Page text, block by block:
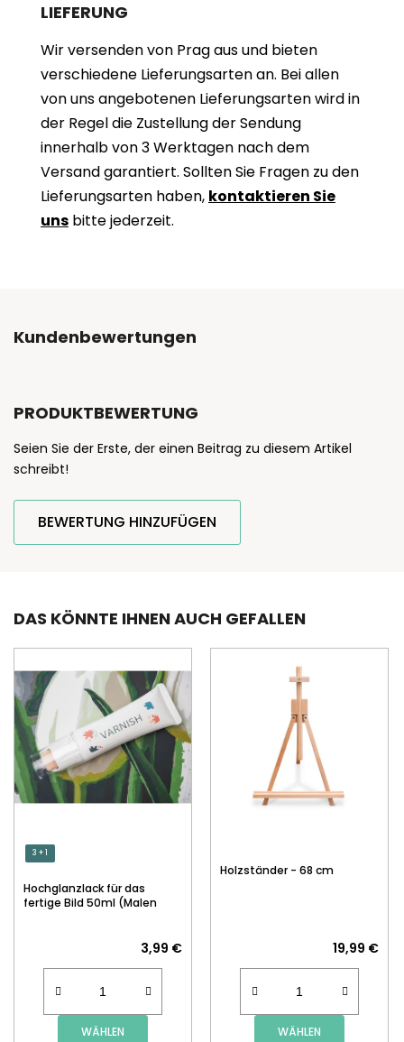
LIEFERUNG
Wir versenden von Prag aus und bieten
verschiedene Lieferungsarten an. Bei allen
von uns angebotenen Lieferungsarten wird in
der Regel die Zustellung der Sendung
innerhalb von 3 Werktagen nach dem
Versand garantiert. Sollten Sie Fragen zu den
Lieferungsarten haben, kontaktieren Sie
uns bitte jederzeit.
Kundenbewertungen
PRODUKTBEWERTUNG
Seien Sie der Erste, der einen Beitrag zu diesem Artikel
schreibt!
BEWERTUNG HINZUFÜGEN
DAS KÖNNTE IHNEN AUCH GEFALLEN
3 + 1
Hochglanzlack für das
fertige Bild 50ml (Malen
3,99 €
WÄHLEN
Holzständer - 68 cm
19,99 €
WÄHLEN